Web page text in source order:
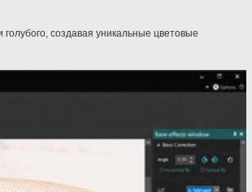
создавая уникальные цветовые